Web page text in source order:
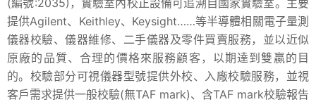
(編號:2035)，實驗室內校正設備可追溯自國家實驗室。主要
提供Agilent、Keithley、Keysight……等半導體相關電子量測
儀器校驗、儀器維修、二手儀器及零件買賣服務，並以近似
原廠的品質、合理的價格來服務顧客，以期達到雙贏的目
的。校驗部分可視儀器型號提供外校、入廠校驗服務，並視
客戶需求提供一般校驗(無TAF mark)、含TAF mark校驗報告